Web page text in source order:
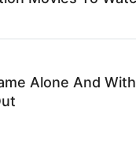
Alone And With